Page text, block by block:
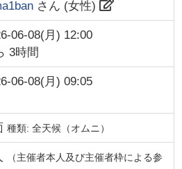
さん (女性)
06-08(月) 12:00
3時間
06-08(月) 09:05
種類: 全天候（オムニ）
（主催者本人及び主催者枠による参